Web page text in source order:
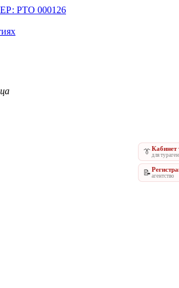
РТО 000126
👔Кабинет
для
📝 агентство